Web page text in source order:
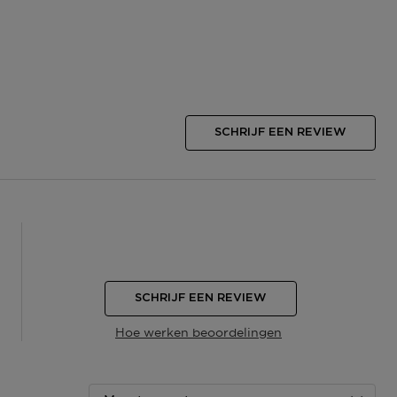
SCHRIJF EEN REVIEW
Hoe werken beoordelingen
SCHRIJF EEN REVIEW